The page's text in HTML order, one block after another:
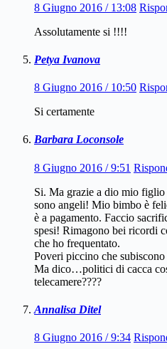
8 Giugno 2016 / 13:08
Assolutamente si !!!!
Petya Ivanova
8 Giugno 2016 / 10:50
Si certamente
Barbara Loconsole
8 Giugno 2016 / 9:51
Si. Ma grazie a dio mio
sono angeli! Mio bimbo è
è a pagamento. Faccio
spesi! Rimagono bei ricordi
che ho frequentato.
Poveri piccino che
Ma dico…politici di cacca
telecamere????
Annalisa Ditel
8 Giugno 2016 / 9:34